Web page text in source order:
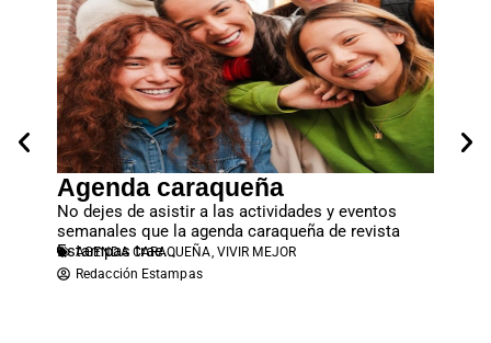
Agenda caraqueña
No dejes de asistir a las actividades y eventos
semanales que la agenda caraqueña de revista
Estampas trae...
AGENDA CARAQUEÑA, VIVIR MEJOR
Redacción Estampas